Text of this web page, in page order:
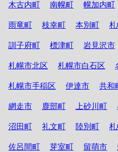
木古内町 南幌町 幌加内町
雨竜町 枝幸町 本別町
訓子府町 標津町 岩見沢市
札幌市北区 札幌市白石区
札幌市手稲区 伊達市 共和
網走市 鹿部町 上砂川町
沼田町 礼文町 陸別町
佐呂間町 芽室町 留萌市